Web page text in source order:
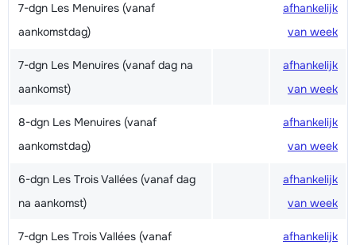
7-dgn Les Menuires (vanaf
aankomstdag)
afhankelijk
van week
7-dgn Les Menuires (vanaf dag na
aankomst)
afhankelijk
van week
8-dgn Les Menuires (vanaf
aankomstdag)
afhankelijk
van week
6-dgn Les Trois Vallées (vanaf dag
na aankomst)
afhankelijk
van week
7-dgn Les Trois Vallées (vanaf
afhankelijk